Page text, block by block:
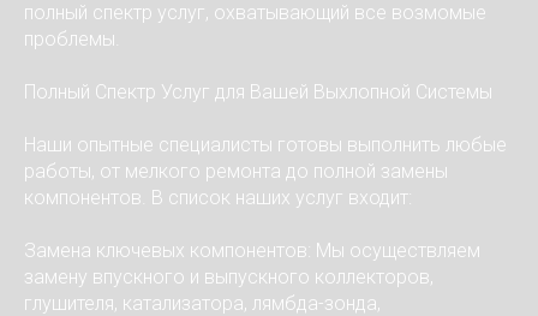
полный спектр услуг, охватывающий все возмомые
проблемы.
Полный Спектр Услуг для Вашей Выхлопной Системы
Наши опытные специалисты готовы выполнить любые
работы, от мелкого ремонта до полной замены
компонентов. В список наших услуг входит:
Замена ключевых компонентов: Мы осуществляем
замену впускного и выпускного коллекторов,
глушителя, катализатора, лямбда-зонда,